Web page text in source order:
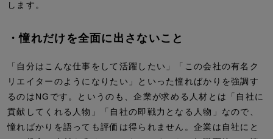
します。
・憧れだけを全面に出さないこと
「自分はこんな仕事をして活躍したい」「この会社の有名ク
リエイターのようになりたい」といった憧ればかりを強調す
るのはNGです。というのも、企業が求める人材とは「自社に
貢献してくれる人物」「自社の即戦力となる人物」なので、
憧ればかりを語っても評価は得られません。企業は自社にと